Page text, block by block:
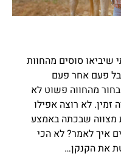
סוסים מהחוות
פעם אחר פעם
מהחווה פשוט לא
זמין. לא רוצה אפילו
מצווה שבכתה באמצע
איך לאמר? לא הכי
את הקנקן…